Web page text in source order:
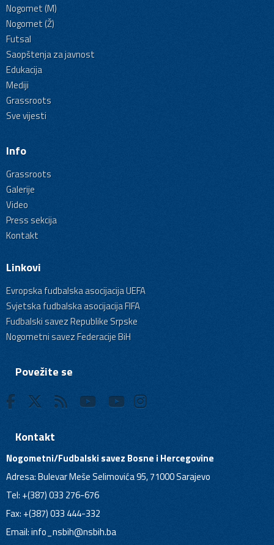
Nogomet (M)
Nogomet (Ž)
Futsal
Saopštenja za javnost
Edukacija
Mediji
Grassroots
Sve vijesti
Info
Grassroots
Galerije
Video
Press sekcija
Kontakt
Linkovi
Evropska fudbalska asocijacija UEFA
Svjetska fudbalska asocijacija FIFA
Fudbalski savez Republike Srpske
Nogometni savez Federacije BiH
Povežite se
Kontakt
Nogometni/Fudbalski savez Bosne i Hercegovine
Adresa: Bulevar Meše Selimovića 95, 71000 Sarajevo
Tel: +(387) 033 276-676
Fax: +(387) 033 444-332
Email:info_nsbih@nsbih.ba